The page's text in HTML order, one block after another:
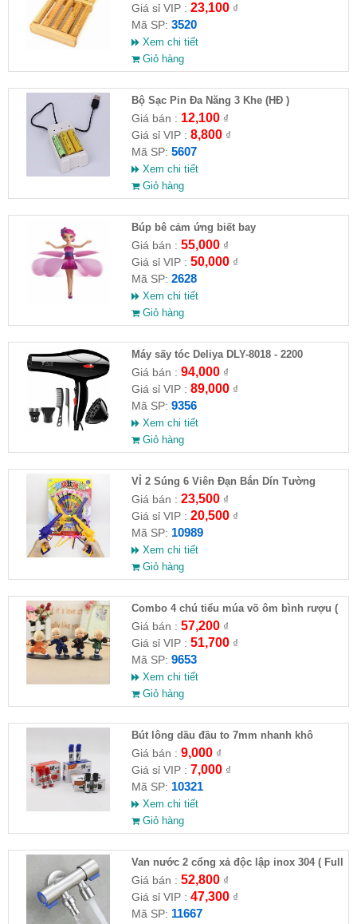
Giá sỉ VIP : 23,100₫
Mã SP: 3520
Xem chi tiết
Giỏ hàng
Bộ Sạc Pin Đa Năng 3 Khe (HĐ )
Giá bán : 12,100₫
Giá sỉ VIP : 8,800₫
Mã SP: 5607
Xem chi tiết
Giỏ hàng
​Búp bê cảm ứng biết bay
Giá bán : 55,000₫
Giá sỉ VIP : 50,000₫
Mã SP: 2628
Xem chi tiết
Giỏ hàng
Máy sấy tóc Deliya DLY-8018 - 2200
Giá bán : 94,000₫
Giá sỉ VIP : 89,000₫
Mã SP: 9356
Xem chi tiết
Giỏ hàng
VỈ 2 Súng 6 Viên Đạn Bắn Dín Tường
Giá bán : 23,500₫
Giá sỉ VIP : 20,500₫
Mã SP: 10989
Xem chi tiết
Giỏ hàng
Combo 4 chú tiểu múa võ ôm bình rượu (
HĐ )
Giá bán : 57,200₫
Giá sỉ VIP : 51,700₫
Mã SP: 9653
Xem chi tiết
Giỏ hàng
Bút lông dầu đầu to 7mm nhanh khô
Giá bán : 9,000₫
Giá sỉ VIP : 7,000₫
Mã SP: 10321
Xem chi tiết
Giỏ hàng
Van nước 2 cổng xả độc lập inox 304 ( Full
VAT )
Giá bán : 52,800₫
Giá sỉ VIP : 47,300₫
Mã SP: 11667